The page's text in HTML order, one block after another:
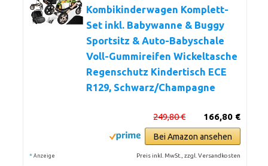
Kombikinderwagen Komplett-
Set inkl. Babywanne & Buggy
Sportsitz & Auto-Babyschale
Voll-Gummireifen Wickeltasche
Regenschutz Kindertisch ECE
R129, Schwarz/Champagne
166,80 €
249,80 €
Bei Amazon ansehen
* Anzeige Preis inkl. MwSt., zzgl. Versandkosten